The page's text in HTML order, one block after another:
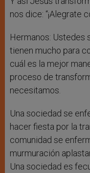
nos dice: “¡Alegrate
Hermanos: Ustedes
tienen mucho para
cuál es la mejor
proceso de
necesitamos.
Una sociedad se
hacer fiesta por la
comunidad se
murmuración
Una sociedad es